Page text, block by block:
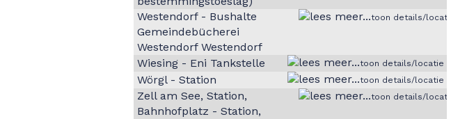
Westendorf - Bushalte
Gemeindebücherei
Westendorf Westendorf
toon details/locatie
Wiesing - Eni Tankstelle toon details/locatie
Wörgl - Station toon details/locatie
Zell am See, Station,
Bahnhofplatz - Station,
toon details/locatie